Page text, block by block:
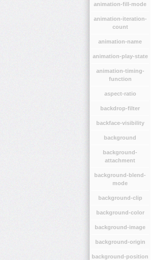
animation-fill-mode
animation-iteration-
count
animation-name
animation-play-state
animation-timing-
function
aspect-ratio
backdrop-filter
backface-visibility
background
background-
attachment
background-blend-
mode
background-clip
background-color
background-image
background-origin
background-position